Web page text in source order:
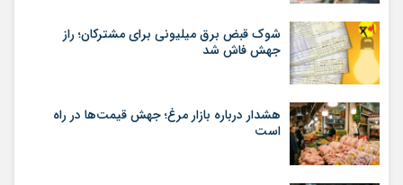
شوک قبض برق میلیونی برای مشترکان؛ راز
جهش فاش شد
هشدار درباره بازار مرغ؛ جهش قیمت‌ها در راه
است